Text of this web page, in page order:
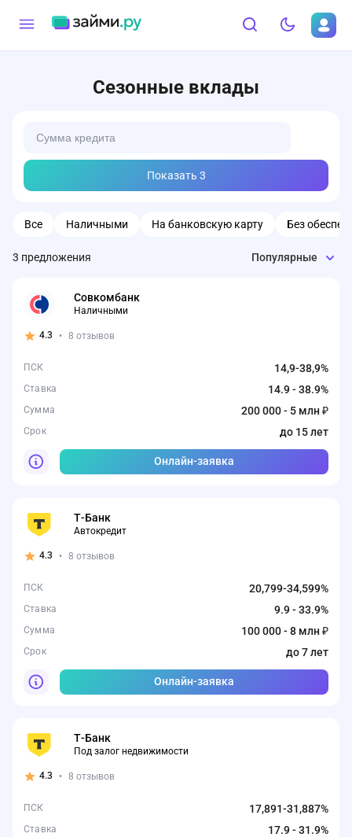
Сезонные вклады
Показать 3
Все Наличными На банковскую карту Без
3 предложения Популярные
Совкомбанк
Наличными
4.3 • 8 отзывов
ПСК 14,9-38,9%
Ставка 14.9 - 38.9%
Сумма 200 000 - 5 млн ₽
Срок до 15 лет
Онлайн-заявка
Т-Банк
Автокредит
4.3 • 8 отзывов
ПСК 20,799-34,599%
Ставка 9.9 - 33.9%
Сумма 100 000 - 8 млн ₽
Срок до 7 лет
Онлайн-заявка
Т-Банк
Под залог недвижимости
4.3 • 8 отзывов
ПСК 17,891-31,887%
Ставка 17.9 - 31.9%